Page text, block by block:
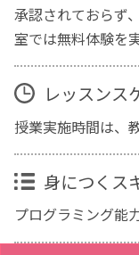
承認されておらず
室では無料体験を
レッスンス
授業実施時間は、
身につくス
プログラミング能